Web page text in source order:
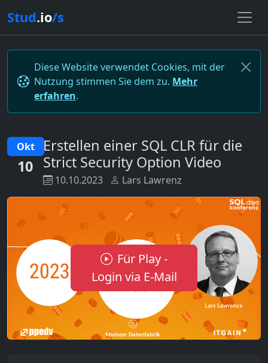
Stud.io/s
Diese Website verwendet Cookies, mit der
Nutzung stimmen Sie dem zu. Mehr
erfahren.
Okt
10
Erstellen einer SQL CLR für die
Strict Security Option Video
10.10.2023 Lars Lawrenz
Für Play -
Login via E-Mail